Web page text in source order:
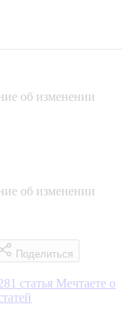
об изменении
об изменении
Поделиться
статья Мечтаете о